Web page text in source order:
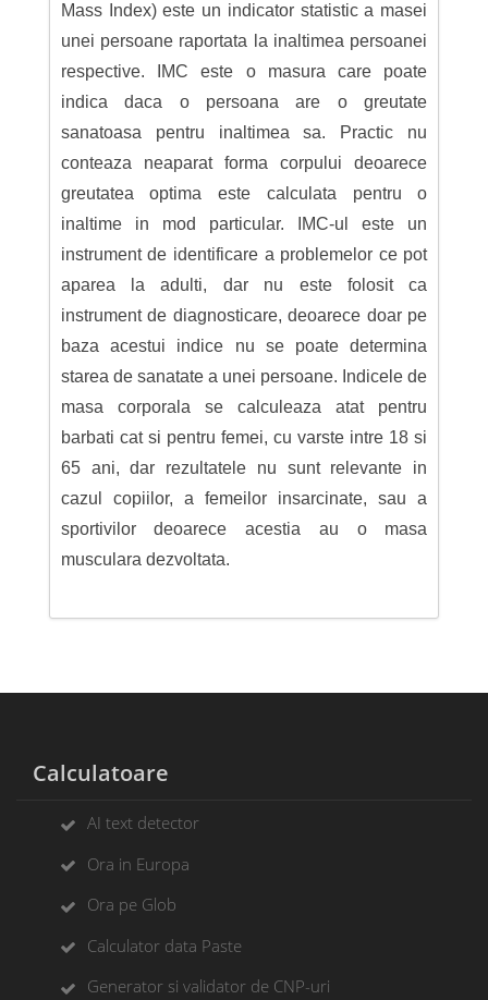
Mass Index) este un indicator statistic a masei
unei persoane raportata la inaltimea persoanei
respective. IMC este o masura care poate
indica daca o persoana are o greutate
sanatoasa pentru inaltimea sa. Practic nu
conteaza neaparat forma corpului deoarece
greutatea optima este calculata pentru o
inaltime in mod particular. IMC-ul este un
instrument de identificare a problemelor ce pot
aparea la adulti, dar nu este folosit ca
instrument de diagnosticare, deoarece doar pe
baza acestui indice nu se poate determina
starea de sanatate a unei persoane. Indicele de
masa corporala se calculeaza atat pentru
barbati cat si pentru femei, cu varste intre 18 si
65 ani, dar rezultatele nu sunt relevante in
cazul copiilor, a femeilor insarcinate, sau a
sportivilor deoarece acestia au o masa
musculara dezvoltata.
Calculatoare
AI text detector
Ora in Europa
Ora pe Glob
Calculator data Paste
Generator si validator de CNP-uri